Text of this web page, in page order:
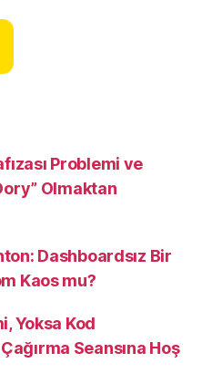
Problemi ve
Olmaktan
Dashboardsız Bir
Kaos mu?
Yoksa Kod
Seansına Hoş